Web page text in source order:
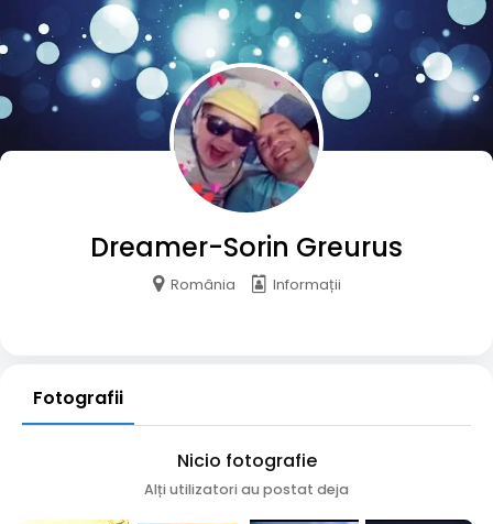
Dreamer-Sorin Greurus
România Informații
Fotografii
Nicio fotografie
Alți utilizatori au postat deja